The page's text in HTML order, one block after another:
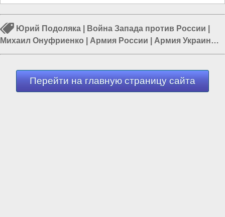
Юрий Подоляка Война Запада против России
Михаил Онуфриенко
Армия России Армия Украины|
Война в Новороссии|Курская область
Перейти на главную страницу сайта